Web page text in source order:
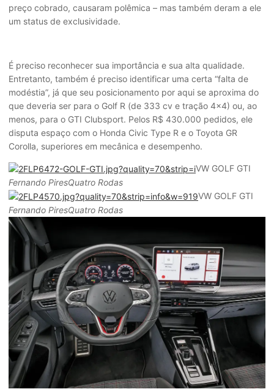
preço cobrado, causaram polêmica – mas também deram a ele
um status de exclusividade.
É preciso reconhecer sua importância e sua alta qualidade.
Entretanto, também é preciso identificar uma certa “falta de
modéstia”, já que seu posicionamento por aqui se aproxima do
que deveria ser para o Golf R (de 333 cv e tração 4×4) ou, ao
menos, para o GTI Clubsport. Pelos R$ 430.000 pedidos, ele
disputa espaço com o Honda Civic Type R e o Toyota GR
Corolla, superiores em mecânica e desempenho.
VW GOLF GTI
Fernando PiresQuatro Rodas
VW GOLF GTI
Fernando PiresQuatro Rodas